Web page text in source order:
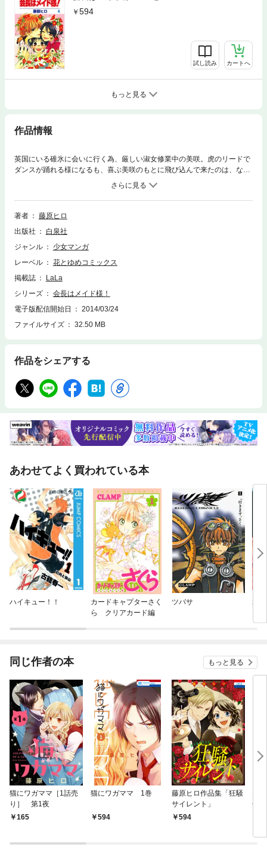
594
試し読み カートへ
もっと見る
作品情報
英国にいる碓氷に会いに行く為、厳しい淑女修業中の美咲。虎のリードで
ダンスが踊れる様になるも、喜ぶ美咲のもとに飛び込んで来たのは、なん
と海外ゴシップ誌に載った碓氷の姿！？そして遂に、美咲は虎達の協力の
下、碓氷のいる英国へと向かう──！！
著者
藤原ヒロ
出版社
白泉社
ジャンル
少女マンガ
レーベル
花とゆめコミックス
掲載誌
LaLa
シリーズ
会長はメイド様！
電子版配信開始日
2014/03/24
ファイルサイズ
32.50 MB
作品をシェアする
あわせてよく買われている本
ハイキュー！！
カードキャプターさく
ら クリアカード編
ツバサ 君
同じ作者の本 もっと見る
猫にワガママ［1話売
り］ 第1夜
165
猫にワガママ 1巻
594
藤原ヒロ作品集「狂騒
サイレント」
594
子